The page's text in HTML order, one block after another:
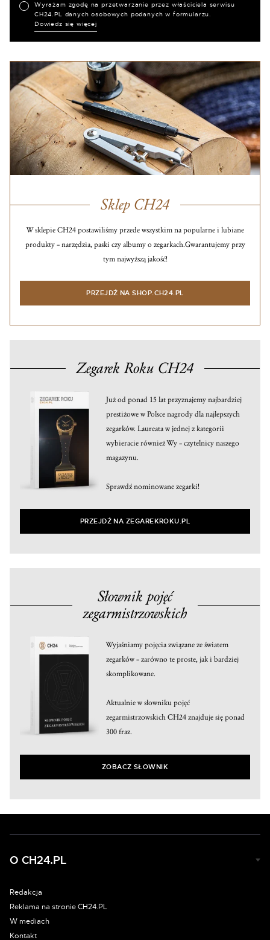
Wyrażam zgodę na przetwarzanie przez właściciela serwisu
CH24.PL danych osobowych podanych w formularzu.
Dowiedz się więcej
Sklep CH24
W sklepie CH24 postawiliśmy przede wszystkim na popularne i lubiane
produkty – narzędzia, paski czy albumy o zegarkach.Gwarantujemy przy
tym najwyższą jakość!
PRZEJDŹ NA SHOP.CH24.PL
Zegarek Roku CH24
Już od ponad 15 lat przyznajemy najbardziej
prestiżowe w Polsce nagrody dla najlepszych
zegarków. Laureata w jednej z kategorii
wybieracie również Wy – czytelnicy naszego
magazynu.
Sprawdź nominowane zegarki!
PRZEJDŹ NA ZEGAREKROKU.PL
Słownik pojęć
zegarmistrzowskich
Wyjaśniamy pojęcia związane ze światem
zegarków – zarówno te proste, jak i bardziej
skomplikowane.
Aktualnie w słowniku pojęć
zegarmistrzowskich CH24 znajduje się ponad
300 fraz.
ZOBACZ SŁOWNIK
O CH24.PL
Redakcja
Reklama na stronie CH24.PL
W mediach
Kontakt